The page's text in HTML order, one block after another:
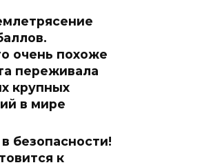
очень похоже
переживала
крупных
в мире
безопасности!
к